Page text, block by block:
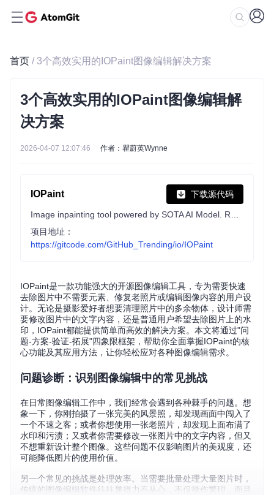
首页 / 3个高效实用的IOPaint图像编辑解决方案
3个高效实用的IOPaint图像编辑解
决方案
2026-04-07 12:07:46 作者：瞿蔚英Wynne
IOPaint 下载源代码
项目地址：
https://gitcode.com/GitHub_Trending/io/IOPaint
IOPaint是一款功能强大的开源图像编辑工具，专为需要快速
去除图片中不需要元素、修复老照片或编辑图像内容的用户设
计。无论是摄影爱好者想要清理照片中的多余物体，设计师需
要修改图片中的文字内容，还是普通用户希望去除图片上的水
印，IOPaint都能提供简单而高效的解决方案。本文将通过"问
题-方案-验证-拓展"四象限框架，帮助你全面掌握IOPaint的核
心功能及其应用方法，让你轻松应对各种图像编辑需求。
问题诊断：识别图像编辑中的常见挑战
在日常图像编辑工作中，我们经常会遇到各种棘手的问题。想
象一下，你刚拍摄了一张完美的风景照，却发现画面中闯入了
一个不速之客；或者你想使用一张老照片，却发现上面布满了
水印和污渍；又或者你需要修改一张图片中的文字内容，但又
不想重新设计整个图像。这些问题不仅影响图片的美观度，还
可能降低图片的使用价值。
另一个常见的挑战是处理效率。当需要批量处理大量图片时，
传统的图像编辑软件往往显得力不从心，不仅操作繁琐，而且